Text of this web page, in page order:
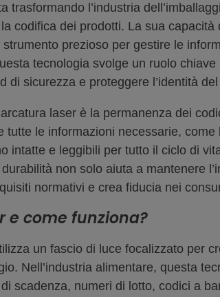
trasformando l’industria
codifica dei prodotti. La sua capacità
prezioso per gestire le
tecnologia svolge un ruolo
di sicurezza e proteggere l’identità
laser è la permanenza dei
tutte le informazioni necessarie,
intatte e leggibili per tutto il ciclo di
non solo aiuta a mantenere
normativi e crea fiducia nei
e come funziona?
un fascio di luce focalizzato per
Nell’industria alimentare, questa
scadenza, numeri di lotto, codici a